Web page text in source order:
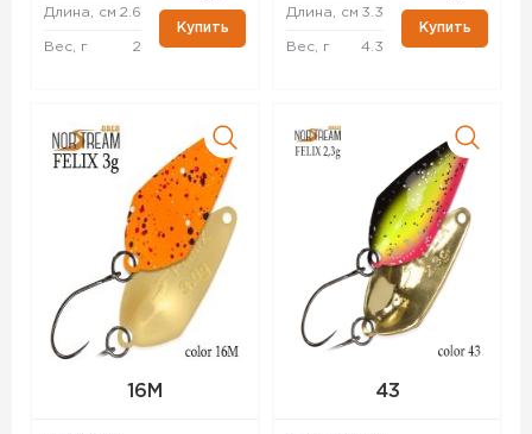
Длина, см 2.6
Вес, г 2
Купить
Длина, см 3.3
Вес, г 4.3
Купить
16M 43